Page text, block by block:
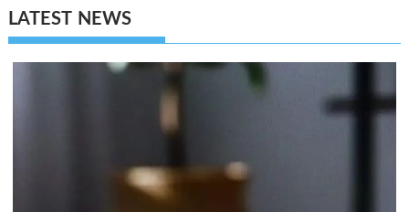
LATEST NEWS